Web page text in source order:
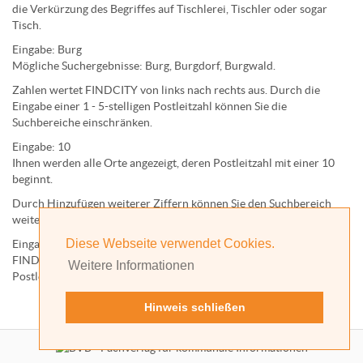
Diese Webseite verwendet Cookies.
Weitere Informationen
Hinweis schließen
die Verkürzung des Begriffes aufTischlerei Tischleroder sogar
Tisch
Eingabe: Burg
Mögliche Suchergebnisse: Burg Burgdorf, Burgwald.
Zahlen wertet FINDCITY von links nach rechts aus. Durch die
Eingabe einer 1 - 5-stelligen Postleitzahl können Sie die
Suchbereiche einschränken.
Eingabe: 10
Ihnen werden alle Orteangezeigt, deren Postleitzahl mit einer 10
beginnt.
Durch Hinzufügen weiterer Ziffern können Sie den Suchbereich
weiter einschränken.
Eingabe:
10585
FINDCITY präsentiert Ihnen ausschließlich die zu dieser
Postleitzahl gehörende Kommune; in diesem Fall Berlin.